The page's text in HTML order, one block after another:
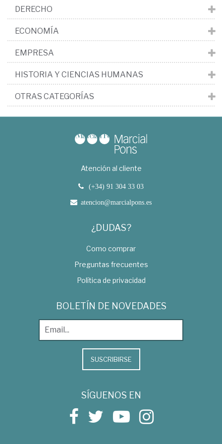
DERECHO
ECONOMÍA
EMPRESA
HISTORIA Y CIENCIAS HUMANAS
OTRAS CATEGORÍAS
Atención al cliente
(+34) 91 304 33 03
atencion@marcialpons.es
¿DUDAS?
Como comprar
Preguntas frecuentes
Política de privacidad
BOLETÍN DE NOVEDADES
SUSCRIBIRSE
SÍGUENOS EN